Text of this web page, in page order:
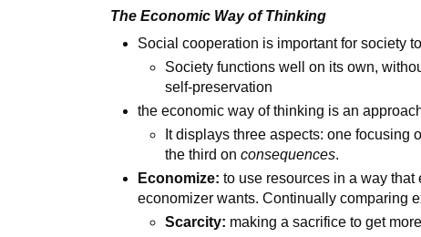
The Economic Way of Thinking
Social cooperation is important for society
Society functions well on its own,
self-preservation
the economic way of thinking is an
It displays three aspects: one focusing
the third onconsequences.
Economize: to use resources in a way that
economizer wants. Continually comparing
Scarcity: making a sacrifice to get